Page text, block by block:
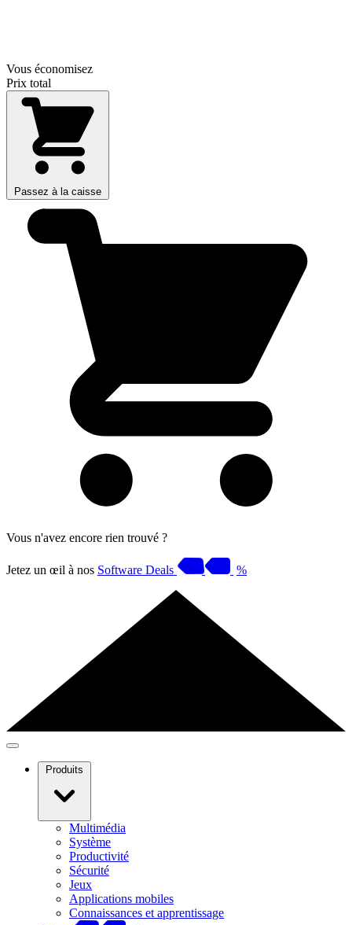
Vous économisez
Prix total
Passez à la caisse
Vous n'avez encore rien trouvé ?
Jetez un œil à nos Software Deals %
Produits
Multimédia
Système
Productivité
Sécurité
Jeux
Applications mobiles
Connaissances et apprentissage